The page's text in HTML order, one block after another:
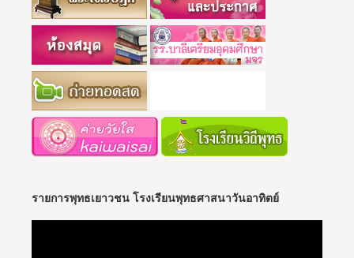
รายการพุทธเยาวชน โรงเรียนพุทธศาสนาวันอาทิตย์